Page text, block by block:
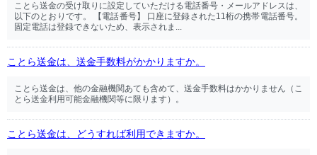
ことら送金の受け取りに設定していただける電話番号・メールアドレスは、
以下のとおりです。 【電話番号】 口座に登録された11桁の携帯電話番号。
固定電話は登録できないため、表示されま...
ことら送金は、送金手数料がかかりますか。
ことら送金は、他の金融機関あても含めて、送金手数料はかかりません（こ
とら送金利用可能金融機関等に限ります）。
ことら送金は、どうすれば利用できますか。